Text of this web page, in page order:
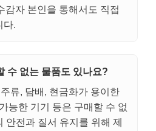
감자 본인을 통해서도 직접
다.
수 없는 물품도 있나요?
류, 담배, 현금화가 용이한
능한 기기 등은 구매할 수 없
안전과 질서 유지를 위해 제